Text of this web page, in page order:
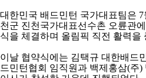
아
대한민국 배드민턴 국가대표팀은 7
천군 진천국가대표선수촌 오륜관
식을 체결하며 올림픽 직전 활력을
이날 협약식에는 김택규 대한배드
드민턴협회 임직원과 백제홍삼(주)